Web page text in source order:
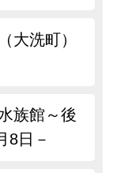
大洗町）
族館～後
8日－